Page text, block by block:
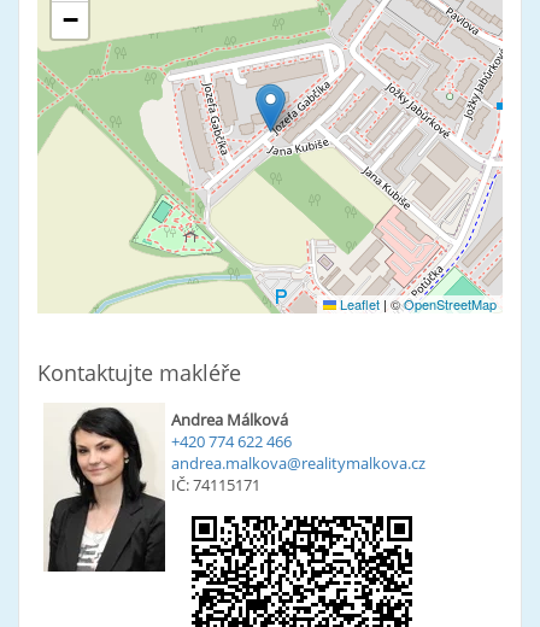
−
Leaflet | ©OpenStreetMap
Kontaktujte makléře
Andrea Málková
+420 774 622 466
andrea.malkova@realitymalkova.cz
IČ: 74115171